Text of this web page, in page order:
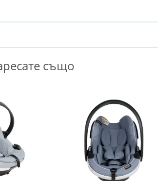
също